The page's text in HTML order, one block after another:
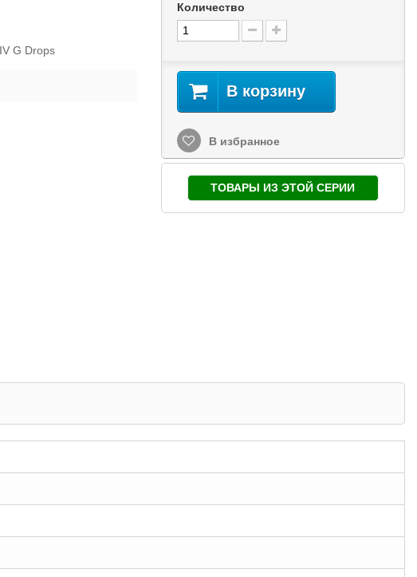
G Drops
Количество
В корзину
В избранное
ТОВАРЫ ИЗ ЭТОЙ СЕРИИ